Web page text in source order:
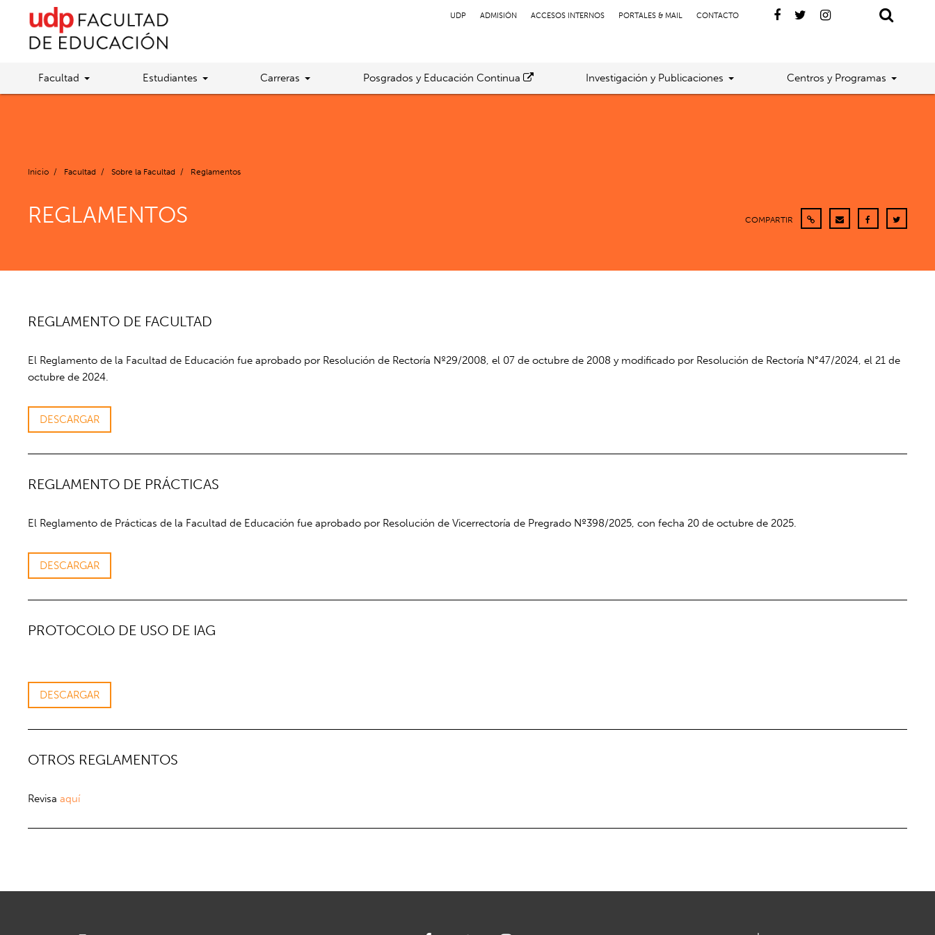
UDP ADMISIÓN ACCESOS INTERNOS PORTALES & MAIL CONTACTO
Facultad Estudiantes Carreras Posgrados y Educación Continua Investigación y Publicaciones Centros y Programas
Inicio / Facultad / Sobre la Facultad / Reglamentos
REGLAMENTOS COMPARTIR
REGLAMENTO DE FACULTAD
El Reglamento de la Facultad de Educación fue aprobado por Resolución de Rectoría Nº29/2008, el 07 de octubre de 2008 y modificado por Resolución de Rectoría N°47/2024, el 21 de
octubre de 2024.
DESCARGAR
REGLAMENTO DE PRÁCTICAS
El Reglamento de Prácticas de la Facultad de Educación fue aprobado por Resolución de Vicerrectoría de Pregrado Nº398/2025, con fecha 20 de octubre de 2025.
DESCARGAR
PROTOCOLO DE USO DE IAG
DESCARGAR
OTROS REGLAMENTOS
Revisaaquí